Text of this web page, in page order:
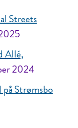
Streets
Allé,
2024
på Strømsbo